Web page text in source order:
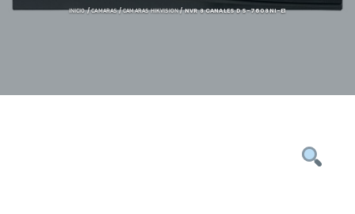
INICIO/CAMARAS/CAMARAS HIKVISION/ NVR 8 CANALES DS-7608NI-E1